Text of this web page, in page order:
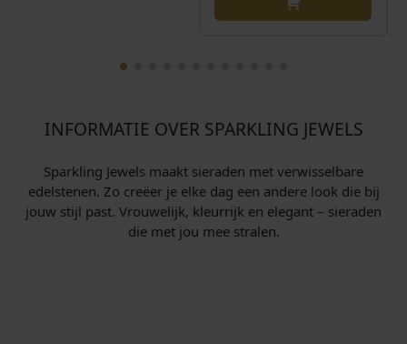
INFORMATIE OVER SPARKLING JEWELS
Sparkling Jewels maakt sieraden met verwisselbare
edelstenen. Zo creëer je elke dag een andere look die bij
jouw stijl past. Vrouwelijk, kleurrijk en elegant – sieraden
die met jou mee stralen.